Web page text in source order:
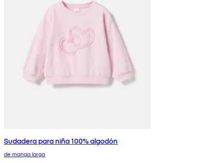
Sudadera para niña 100% algodón
de manga larga